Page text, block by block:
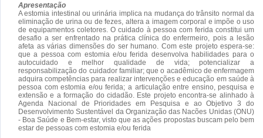
Apresentação
A estomia intestinal ou urinária implica na mudança do trânsito normal da
eliminação de urina ou de fezes, altera a imagem corporal e impõe o uso
de equipamentos coletores. O cuidado à pessoa com ferida constitui um
desafio a ser enfrentado na prática clínica do enfermeiro, pois a lesão
afeta as várias dimensões do ser humano. Com este projeto espera-se:
que a pessoa com estomia e/ou ferida desenvolva habilidades para o
autocuidado e melhor qualidade de vida; potencializar a
responsabilização do cuidador familiar; que o acadêmico de enfermagem
adquira competências para realizar intervenções e educação em saúde à
pessoa com estomia e/ou ferida; a articulação entre ensino, pesquisa e
extensão e a formação do cidadão. Este projeto encontra-se alinhado à
Agenda Nacional de Prioridades em Pesquisa e ao Objetivo 3 do
Desenvolvimento Sustentável da Organização das Nacões Unidas (ONU)
- Boa Saúde e Bem-estar, visto que as ações propostas buscam pelo bem
estar de pessoas com estomia e/ou ferida